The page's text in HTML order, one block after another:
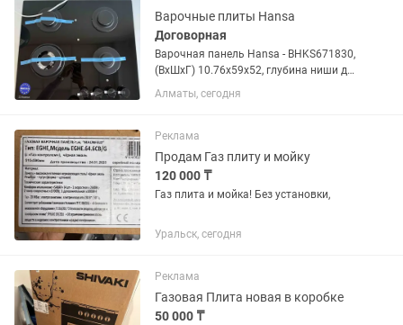
Варочные плиты Hansa
Договорная
Варочная панель Hansa - BHKS671830,
(ВхШхГ) 10.76х59х52, глубина ниши для
встраивания 49 см, ширина 56 см, вес
Алматы, сегодня
Реклама
Продам Газ плиту и мойку
120 000 ₸
Газ плита и мойка! Без установки,
Уральск, сегодня
Реклама
Газовая Плита новая в коробке
50 000 ₸